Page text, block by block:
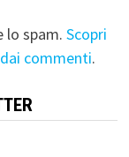
lo spam. Scopri
commenti.